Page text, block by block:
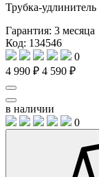
Трубка-удлинитель
Гарантия: 3 месяца
Код: 134546
0
4 990 ₽ 4 590 ₽
в наличии
0